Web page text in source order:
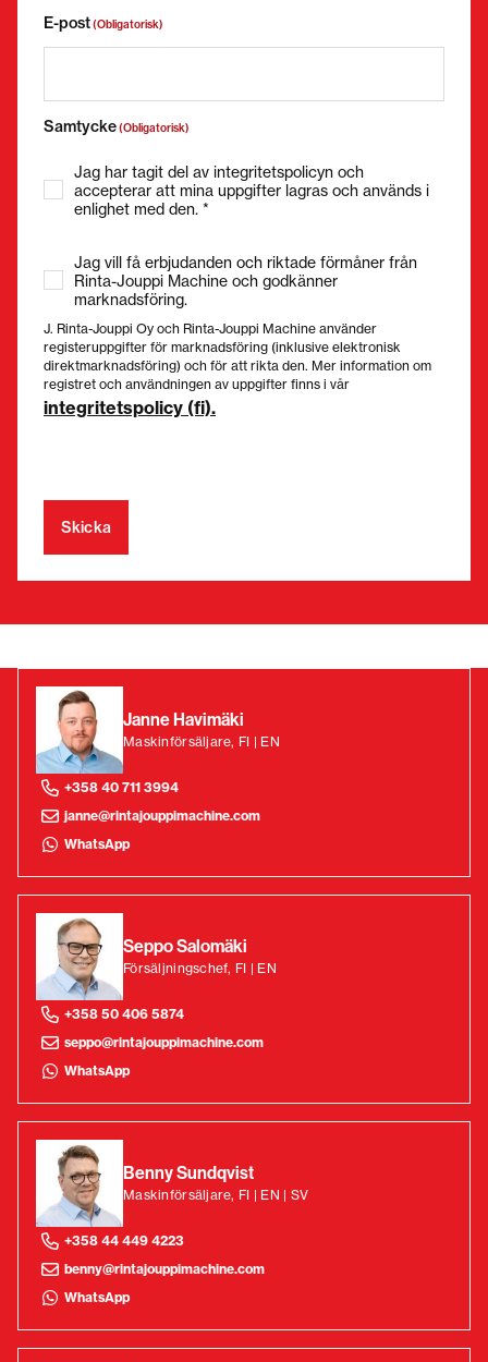
E-post(Obligatorisk)
Samtycke(Obligatorisk)
Jag har tagit del av integritetspolicyn och
accepterar att mina uppgifter lagras och används i
enlighet med den. *
Jag vill få erbjudanden och riktade förmåner från
Rinta-Jouppi Machine och godkänner
marknadsföring.
J. Rinta-Jouppi Oy och Rinta-Jouppi Machine använder
registeruppgifter för marknadsföring (inklusive elektronisk
direktmarknadsföring) och för att rikta den. Mer information om
registret och användningen av uppgifter finns i vår
integritetspolicy (fi).
Janne Havimäki
Maskinförsäljare, FI | EN
+358 40 711 3994
janne@rintajouppimachine.com
WhatsApp
Seppo Salomäki
Försäljningschef, FI | EN
+358 50 406 5874
seppo@rintajouppimachine.com
WhatsApp
Benny Sundqvist
Maskinförsäljare, FI | EN | SV
+358 44 449 4223
benny@rintajouppimachine.com
WhatsApp